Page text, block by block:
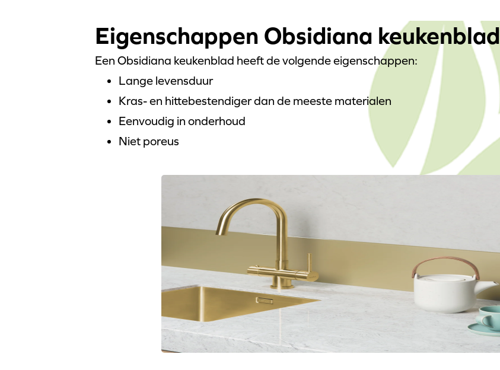
Eigenschappen Obsidiana keukenblad
Een Obsidiana keukenblad heeft de volgende eigenschappen:
Lange levensduur
Kras- en hittebestendiger dan de meeste materialen
Eenvoudig in onderhoud
Niet poreus